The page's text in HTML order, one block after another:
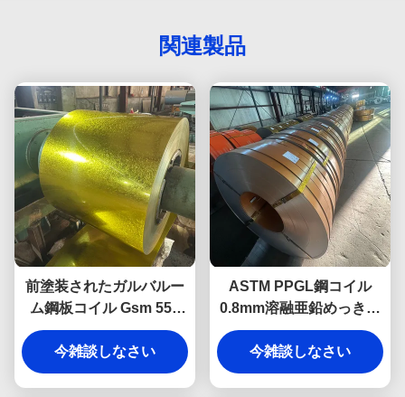
関連製品
前塗装されたガルバルー
ム鋼板コイル Gsm 550
Ppgi鋼コイル
今雑談しなさい
ASTM PPGL鋼コイル
0.8mm溶融亜鉛めっき塗
装済み亜鉛めっきコイル
今雑談しなさい